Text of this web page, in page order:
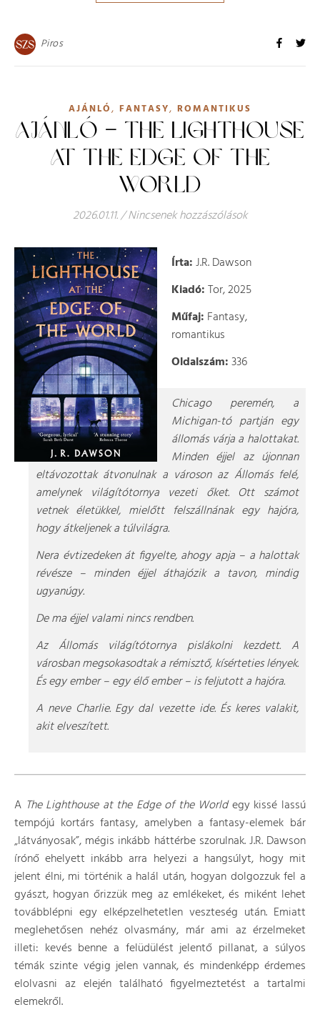
Piros
AJÁNLÓ, FANTASY, ROMANTIKUS
AJÁNLÓ – THE LIGHTHOUSE
AT THE EDGE OF THE
WORLD
2026.01.11./Nincsenek hozzászólások
Írta:J.R. Dawson
Kiadó:Tor, 2025
Műfaj: Fantasy,
romantikus
Oldalszám:336
Chicago peremén, a
Michigan-tó partján egy
állomás várja a halottakat.
Minden éjjel az újonnan
eltávozottak átvonulnak a városon az Állomás felé,
amelynek világítótornya vezeti őket. Ott számot
vetnek életükkel, mielőtt felszállnának egy hajóra,
hogy átkeljenek a túlvilágra.
Nera évtizedeken át figyelte, ahogy apja – a halottak
révésze – minden éjjel áthajózik a tavon, mindig
ugyanúgy.
De ma éjjel valami nincs rendben.
Az Állomás világítótornya pislákolni kezdett. A
városban megsokasodtak a rémisztő, kísérteties lények.
És egy ember – egy élő ember – is feljutott a hajóra.
A neve Charlie. Egy dal vezette ide. És keres valakit,
akit elveszített.
The Lighthouse at the Edge of the Worldegy kissé lassú
tempójú kortárs fantasy, amelyben a fantasy-elemek bár
„látványosak”, mégis inkább háttérbe szorulnak. J.R. Dawson
írónő ehelyett inkább arra helyezi a hangsúlyt, hogy mit
jelent élni, mi történik a halál után, hogyan dolgozzuk fel a
gyászt, hogyan őrizzük meg az emlékeket, és miként lehet
továbblépni egy elképzelhetetlen veszteség után. Emiatt
meglehetősen nehéz olvasmány, már ami az érzelmeket
illeti: kevés benne a felüdülést jelentő pillanat, a súlyos
témák szinte végig jelen vannak, és mindenképp érdemes
elolvasni az elején található figyelmeztetést a tartalmi
elemekről.